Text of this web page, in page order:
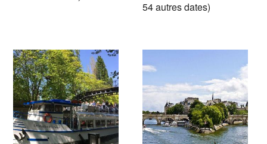
54 autres dates)